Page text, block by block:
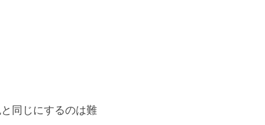
同じにするのは難